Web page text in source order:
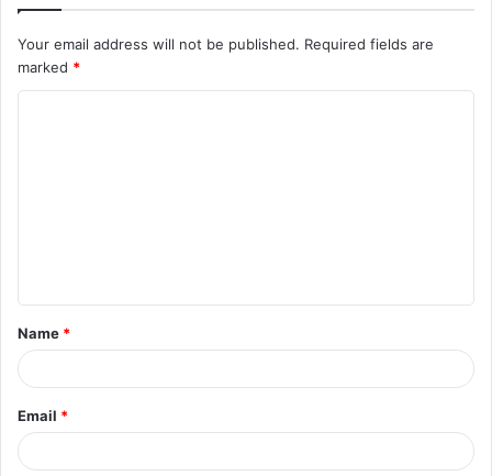
Your email address will not be published. Required fields are
marked *
t
*
Name *
Email *